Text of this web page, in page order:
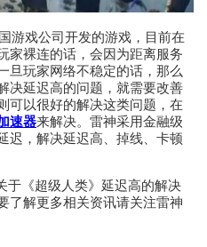
戏公司开发的游戏，目前在
家裸连的话，会因为距离服务
旦玩家网络不稳定的话，那么
决延迟高的问题，就需要改善
可以很好的解决这类问题，在
速器来解决。雷神采用金融级
迟，解决延迟高、掉线、卡顿
《超级人类》延迟高的解决
了解更多相关资讯请关注雷神